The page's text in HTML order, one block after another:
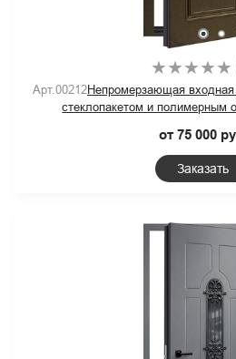
Арт.00212Непромерзающая
стеклопакетом и полимерным
от 75 000
Заказать